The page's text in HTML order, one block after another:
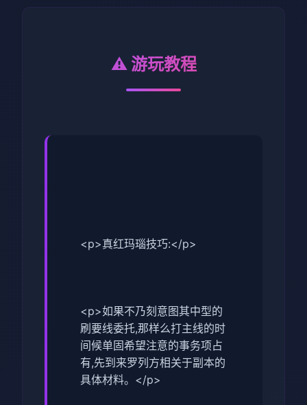
⚠️ 游玩教程
<p>真红玛瑙技巧:</p>
<p>如果不乃刻意图其中型的
刷要线委托,那样么打主线的时
间候单固希望注意的事务项占
有,先到来罗列方相关于副本的
具体材料。</p>